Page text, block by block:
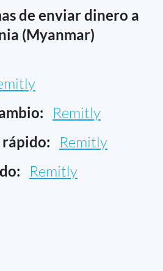
de enviar dinero a
(Myanmar)
Remitly
rápido: Remitly
Remitly